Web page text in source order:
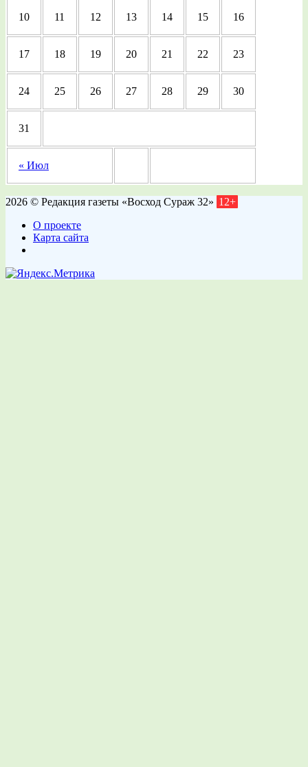
« Июл
10 11 12 13 14 15 16
17 18 19 20 21 22 23
24 25 26 27 28 29 30
31
2026 © Редакция газеты «Восход Сураж 32» 12+
О проекте
Карта сайта